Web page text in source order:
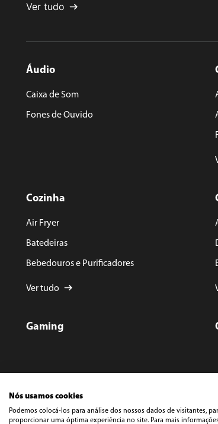
Ver tudo
Áudio
Caixa de Som
Fones de Ouvido
Cozinha
Air Fryer
Batedeiras
Bebedouros e Purificadores
Ver tudo
Gaming
Nós usamos cookies
Podemos colocá-los para análise dos nossos dados de visitantes,
proporcionar uma óptima experiência no site. Para mais